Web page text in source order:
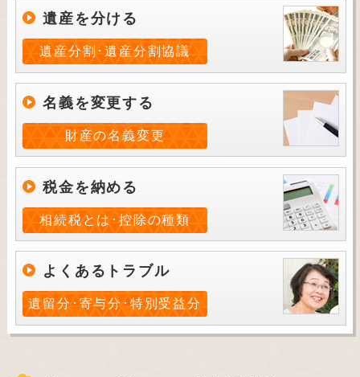
遺産を分ける
遺産分割･遺産分割協議
名義を変更する
財産の名義変更
税金を納める
相続税とは･控除の種類
よくあるトラブル
遺留分･寄与分･特別受益分